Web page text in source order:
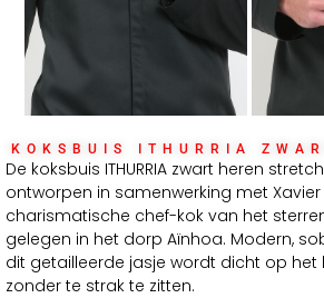
KOKSBUIS ITHURRIA
De koksbuis ITHURRIA zwart heren
ontworpen in samenwerking met Xavier
charismatische chef-kok van het
gelegen in het dorp Aïnhoa. Modern,
dit getailleerde jasje wordt dicht op
zonder te strak te zitten.